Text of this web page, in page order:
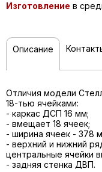
Изготовление в
Описание
Отличия модели
18-тью ячейками:
- каркас ДСП 16 мм;
- вмещает 18 ячеек;
- ширина ячеек - 378
- верхний и нижний
центральные ячейки
- задняя стенка ДВП.